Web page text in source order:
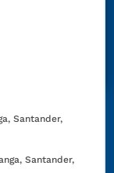
Santander,
Santander,